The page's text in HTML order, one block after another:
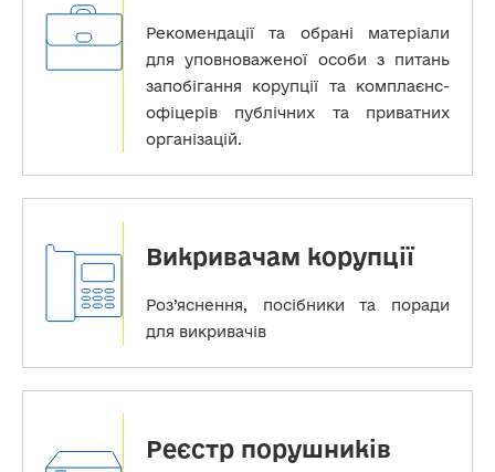
Рекомендації та обрані матеріали
для уповноваженої особи з питань
запобігання корупції та комплаєнс-
офіцерів публічних та приватних
організацій.
Викривачам корупції
Роз’яснення, посібники та поради
для викривачів
Реєстр порушників